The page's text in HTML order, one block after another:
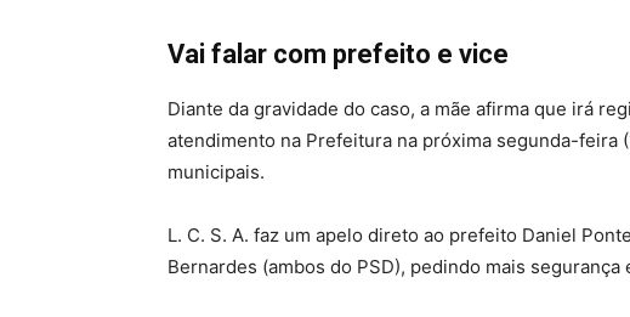
Vai falar com prefeito e vice
Diante da gravidade do caso, a mãe afirma que irá
atendimento na Prefeitura na próxima segunda-feira
municipais.
L. C. S. A. faz um apelo direto ao prefeito Daniel
Bernardes (ambos do PSD), pedindo mais segurança